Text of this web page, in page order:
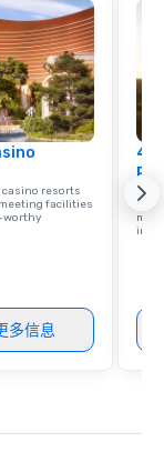
casino resorts
facilities
worthy
多信息
4